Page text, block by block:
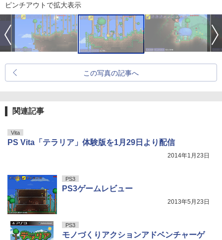
ピンチアウトで拡大表示
この写真の記事へ
関連記事
Vita
PS Vita「テラリア」体験版を1月29日より配信
2014年1月23日
PS3
PS3ゲームレビュー
2013年5月23日
PS3
モノづくりアクションアドベンチャーゲ